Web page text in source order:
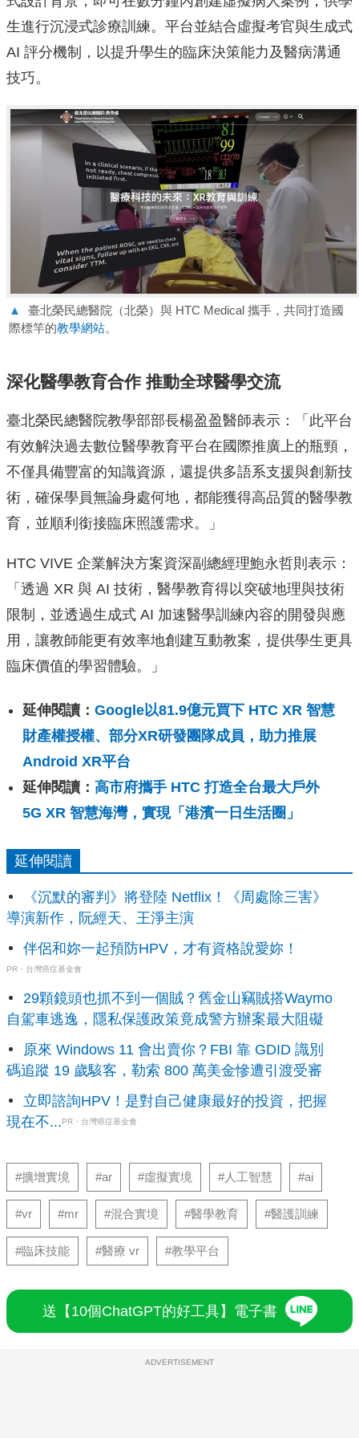
生進行沉浸式診療訓練。平台並結合虛擬考官與生成式
AI 評分機制，以提升學生的臨床決策能力及醫病溝通
技巧。
▲
臺北榮民總醫院（北榮）與 HTC Medical 攜手，共同打造國
際標竿的教學網站。
深化醫學教育合作 推動全球醫學交流
臺北榮民總醫院教學部部長楊盈盈醫師表示：「此平台
有效解決過去數位醫學教育平台在國際推廣上的瓶頸，
不僅具備豐富的知識資源，還提供多語系支援與創新技
術，確保學員無論身處何地，都能獲得高品質的醫學教
育，並順利銜接臨床照護需求。」
HTC VIVE 企業解決方案資深副總經理鮑永哲則表示：
「透過 XR 與 AI 技術，醫學教育得以突破地理與技術
限制，並透過生成式 AI 加速醫學訓練內容的開發與應
用，讓教師能更有效率地創建互動教案，提供學生更具
臨床價值的學習體驗。」
延伸閱讀： Google以81.9億元買下 HTC XR 智慧
財產權授權、部分XR研發團隊成員，助力推展
Android XR平台
延伸閱讀： 高市府攜手 HTC 打造全台最大戶外
5G XR 智慧海灣，實現「港濱一日生活圈」
延伸閱讀
《沉默的審判》將登陸 Netflix！《周處除三害》
導演新作，阮經天、王淨主演
伴侶和妳一起預防HPV，才有資格說愛妳！
PR・台灣癌症基金會
29顆鏡頭也抓不到一個賊？舊金山竊賊搭Waymo
自駕車逃逸，隱私保護政策竟成警方辦案最大阻礙
原來 Windows 11 會出賣你？FBI 靠 GDID 識別
碼追蹤 19 歲駭客，勒索 800 萬美金慘遭引渡受審
立即諮詢HPV！是對自己健康最好的投資，把握
現在不...PR・台灣癌症基金會
#擴增實境 #ar #虛擬實境 #人工智慧 #ai
#vr #mr #混合實境 #醫學教育 #醫護訓練
#臨床技能 #醫療 vr #教學平台
送【10個ChatGPT的好工具】電子書
ADVERTISEMENT